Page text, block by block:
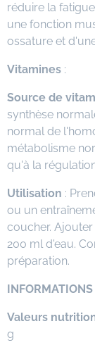
réduire la
une fonction
ossature et
Vitamines :
Source de
synthèse
normal de
métabolisme
qu'à la
Utilisation :
ou un
coucher. Ajouter
200 ml d'eau.
préparation.
Valeurs
g